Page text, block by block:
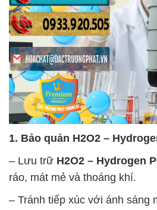
1. Bảo quản H2O2 –
– Lưu trữ H2O2 – Hydrogen
ráo, mát mẻ và thoáng khí.
– Tránh tiếp xúc với ánh sáng